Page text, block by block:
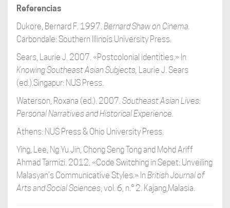
Referencias
Dukore, Bernard F. 1997. Bernard Shaw on Cinema.
Carbondale: Southern Illinois University Press.
Sears, Laurie J. 2007. «Postcolonial identities.» In
KnowingSoutheast Asian Subjects, Laurie J. Sears
(ed.).Singapur: NUS Press.
Waterson, Roxana (ed.). 2007. Southeast Asian Lives:
Personal Narratives and Historical Experience.
Athens: NUS Press & Ohio University Press.
Ying, Lee, Ng Yu Jin, Chong Seng Tong and Mohd Ariff
Ahmad Tarmizi. 2012. «Code Switching in Sepet: Unveiling
Malasyan’s Communicative Styles.» In British Journalof
Arts and Social Sciences, vol. 6, n.° 2. Kajang,Malasia.